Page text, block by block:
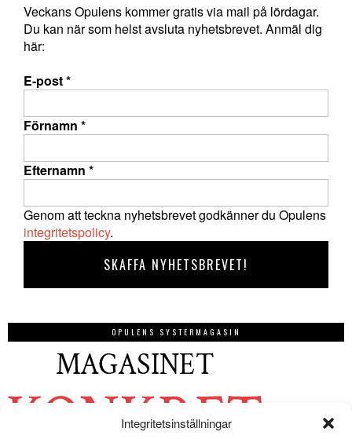
Integritetsinställningar
Veckans Opulens kommer gratis via mail på lördagar.
Du kan när som helst avsluta nyhetsbrevet. Anmäl dig
här:
E-post*
Förnamn *
Efternamn *
Genom att teckna nyhetsbrevet godkänner du Opulens
integritetspolicy.
OPULENS SYSTERMAGASIN